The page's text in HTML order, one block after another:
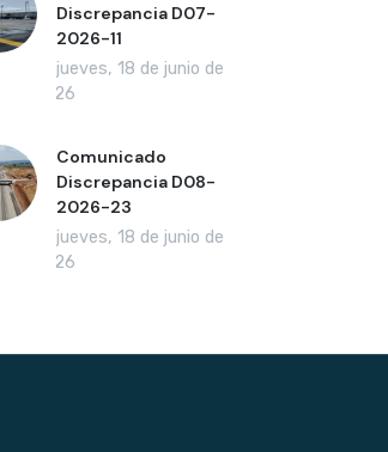
Discrepancia D07-
2026-11
jueves, 18 de junio de
2026
Comunicado
Discrepancia D08-
2026-23
jueves, 18 de junio de
2026